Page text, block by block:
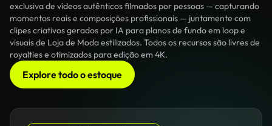
exclusiva de vídeos autênticos filmados por pessoas — capturando
momentos reais e composições profissionais — juntamente com
clipes criativos gerados por IA para planos de fundo em loop e
visuais de Loja de Moda estilizados. Todos os recursos são livres de
royalties e otimizados para edição em 4K.
Explore todo o estoque